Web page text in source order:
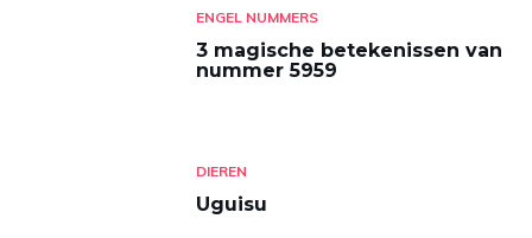
ENGEL NUMMERS
3 magische betekenissen van
nummer 5959
DIEREN
Uguisu